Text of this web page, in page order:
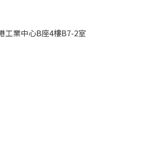
工業中心B座4樓B7-2室